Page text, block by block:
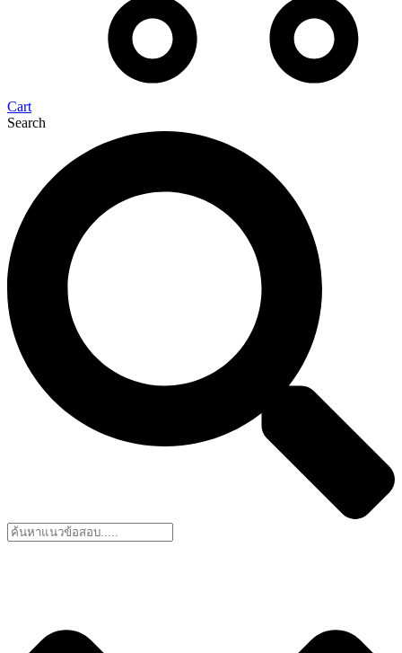
Cart
Search